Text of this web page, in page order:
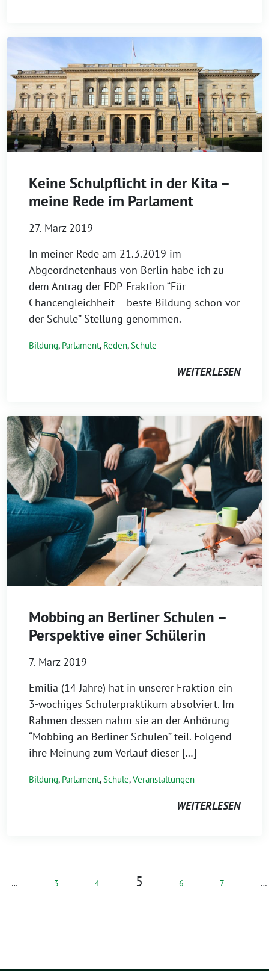
Keine Schulpflicht in der Kita –
meine Rede im Parlament
27. März 2019
In meiner Rede am 21.3.2019 im
Abgeordnetenhaus von Berlin habe ich zu
dem Antrag der FDP-Fraktion “Für
Chancengleichheit – beste Bildung schon vor
der Schule” Stellung genommen.
Bildung, Parlament, Reden,Schule
WEITERLESEN
Mobbing an Berliner Schulen –
Perspektive einer Schülerin
7. März 2019
Emilia (14 Jahre) hat in unserer Fraktion ein
3-wöchiges Schülerpraktikum absolviert. Im
Rahmen dessen nahm sie an der Anhörung
“Mobbing an Berliner Schulen” teil. Folgend
ihre Meinung zum Verlauf dieser […]
Bildung, Parlament,Schule,Veranstaltungen
WEITERLESEN
… 3 4 5 6 7 …